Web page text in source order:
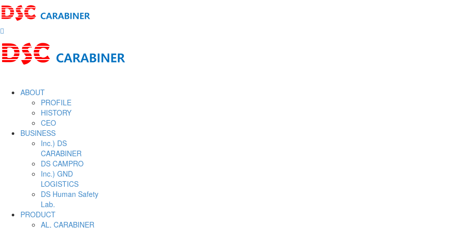
ABOUT
PROFILE
HISTORY
CEO
BUSINESS
Inc.) DS
CARABINER
DS CAMPRO
Inc.) GND
LOGISTICS
DS Human Safety
Lab.
PRODUCT
AL, CARABINER